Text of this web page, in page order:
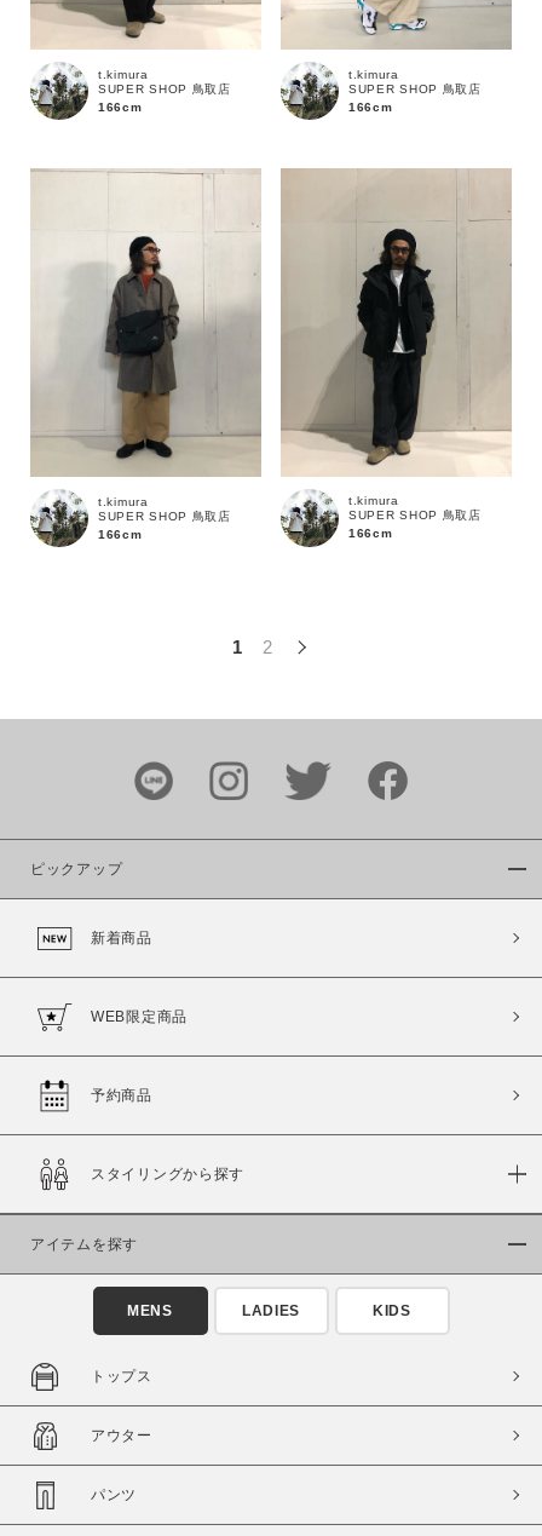
この条件で絞り込む
t.kimura
SUPER SHOP 鳥取店
166cm
t.kimura
SUPER SHOP 鳥取店
166cm
t.kimura
SUPER SHOP 鳥取店
166cm
t.kimura
SUPER SHOP 鳥取店
166cm
1 2
ピックアップ
新着商品
WEB限定商品
予約商品
スタイリングから探す
アイテムを探す
MENS LADIES KIDS
トップス
アウター
パンツ